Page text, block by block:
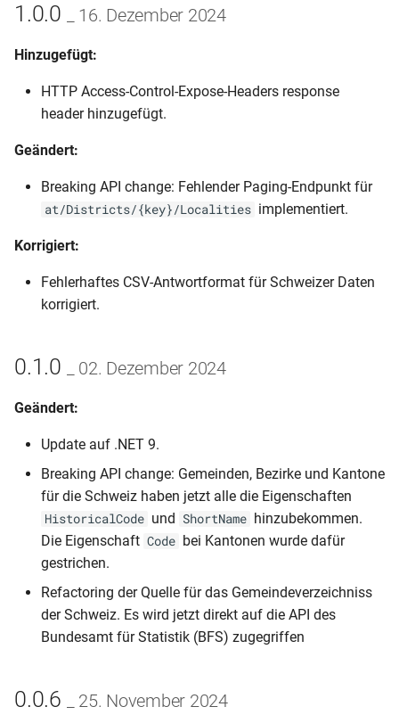
1.0.0 _ 16. Dezember 2024
Hinzugefügt:
HTTP Access-Control-Expose-Headers response
header hinzugefügt.
Geändert:
Breaking API change: Fehlender Paging-Endpunkt für
at/Districts/{key}/Localities implementiert.
Korrigiert:
Fehlerhaftes CSV-Antwortformat für Schweizer Daten
korrigiert.
0.1.0 _ 02. Dezember 2024
Geändert:
Update auf .NET 9.
Breaking API change: Gemeinden, Bezirke und Kantone
für die Schweiz haben jetzt alle die Eigenschaften
HistoricalCode und ShortName hinzubekommen.
Die Eigenschaft Code bei Kantonen wurde dafür
gestrichen.
Refactoring der Quelle für das Gemeindeverzeichniss
der Schweiz. Es wird jetzt direkt auf die API des
Bundesamt für Statistik (BFS) zugegriffen
0.0.6 _ 25. November 2024